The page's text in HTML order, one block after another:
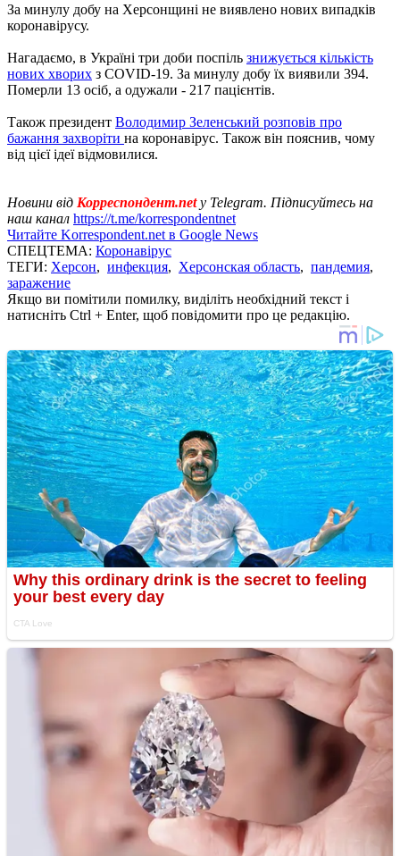
За минулу добу на Херсонщині не виявлено нових випадків
коронавірусу.
Нагадаємо, в Україні три доби поспіль знижується кількість
нових хворих з COVID-19. За минулу добу їх виявили 394.
Померли 13 осіб, а одужали - 217 пацієнтів.
Також президент Володимир Зеленський розповів про
бажання захворіти на коронавірус. Також він пояснив, чому
від цієї ідеї відмовилися.
Новини від Корреспондент.net у Telegram. Підписуйтесь на
наш канал https://t.me/korrespondentnet
Читайте Korrespondent.net в Google News
СПЕЦТЕМА: Коронавірус
ТЕГИ: Херсон, инфекция, Херсонская область, пандемия,
заражение
Якщо ви помітили помилку, виділіть необхідний текст і
натисніть Ctrl + Enter, щоб повідомити про це редакцію.